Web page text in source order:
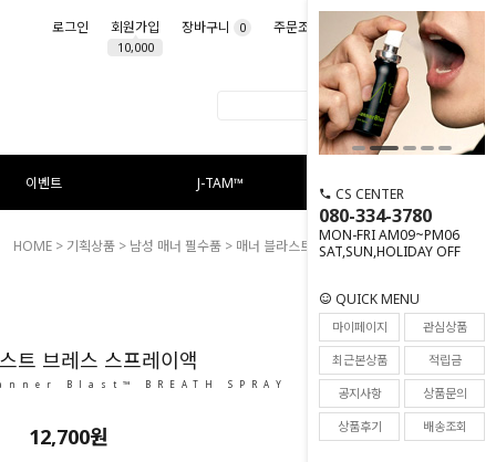
로그인 회원가입
10,000
장바구니 0 주문조회 마이페이지
이벤트 J-TAM™
CS CENTER
080-334-3780
MON-FRI AM09~PM06
SAT,SUN,HOLIDAY OFF
QUICK MENU
마이페이지
관심상품
최근본상품
적립금
공지사항
상품문의
상품후기
배송조회
HOME > 기획상품 > 남성 매너 필수품 > 매너 블라스트 브레스 스프레이액
1
트 브레스 스프레이액
Blast™ BREATH SPRAY
12,700원